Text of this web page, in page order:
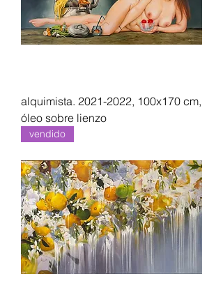
alquimista. 2021-2022, 100x170 cm,
óleo sobre lienzo
vendido